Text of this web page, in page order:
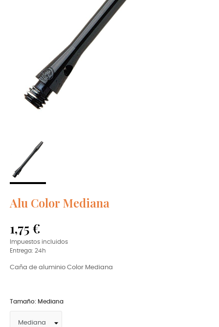
Alu Color Mediana
1,75 €
Impuestos incluidos
Entrega: 24h
Caña de aluminio Color Mediana
Tamaño: Mediana